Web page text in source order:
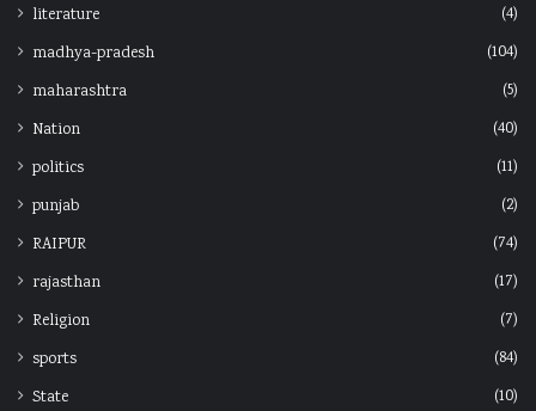
literature
(4)
madhya-pradesh
(104)
maharashtra
(5)
Nation
(40)
politics
(11)
punjab
(2)
RAIPUR
(74)
rajasthan
(17)
Religion
(7)
sports
(84)
State
(10)